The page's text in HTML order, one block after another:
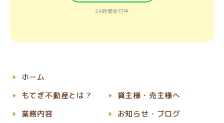
24時間受付中
ホーム
もてぎ不動産とは？
業務内容
貸主様・売主様へ
お知らせ・ブログ